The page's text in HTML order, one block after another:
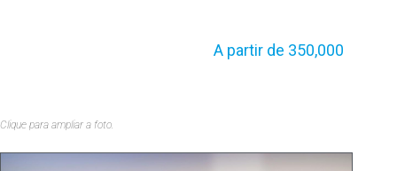
p
A partir de 350,000
Clique para ampliar a foto.